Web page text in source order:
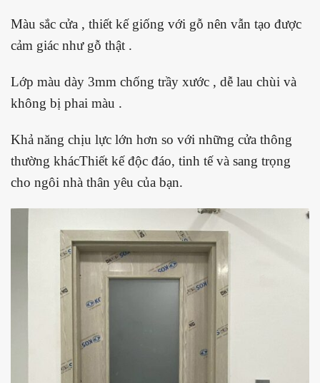
Màu sắc cửa , thiết kế giống với gỗ nên vẫn tạo được
cảm giác như gỗ thật .
Lớp màu dày 3mm chống trầy xước , dễ lau chùi và
không bị phai màu .
Khả năng chịu lực lớn hơn so với những cửa thông
thường khácThiết kế độc đáo, tinh tế và sang trọng
cho ngôi nhà thân yêu của bạn.